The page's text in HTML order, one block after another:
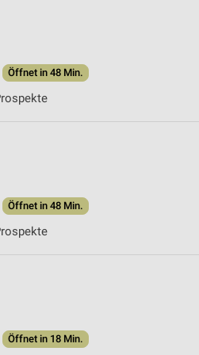
Öffnet in 48 Min.
Öffnet in 48 Min.
Öffnet in 18 Min.